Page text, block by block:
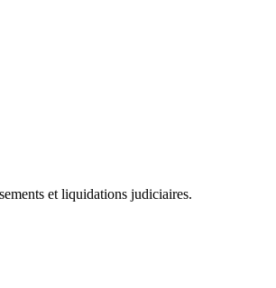
et liquidations judiciaires.